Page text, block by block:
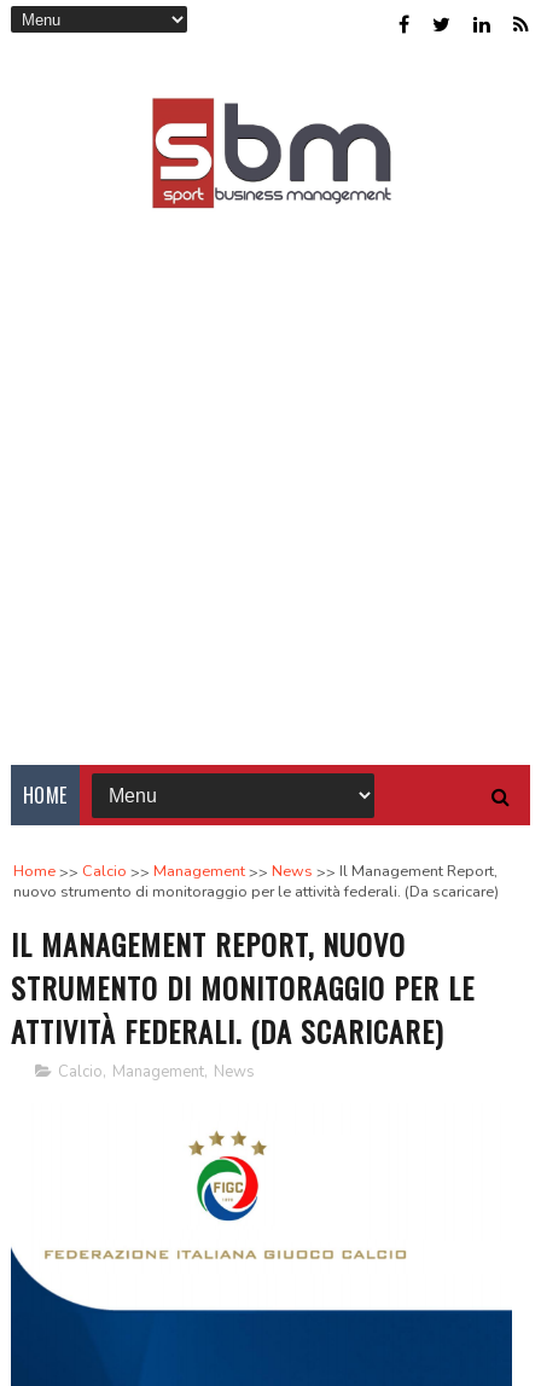
HOME
Home Calcio Management News
Il Management Report,
nuovo strumento di monitoraggio per le attività federali. (Da scaricare)
IL MANAGEMENT REPORT, NUOVO
STRUMENTO DI MONITORAGGIO PER LE
ATTIVITÀ FEDERALI. (DA SCARICARE)
Calcio, Management, News